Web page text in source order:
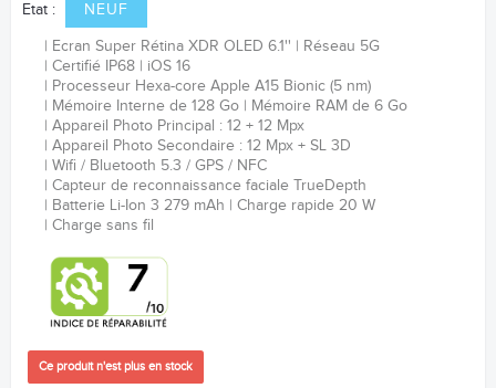
Etat :
NEUF
Ecran Super Rétina XDR OLED 6.1''
Réseau 5G
Certifié IP68
iOS 16
Processeur Hexa-core Apple A15 Bionic (5 nm)
Mémoire Interne de 128 Go
Mémoire RAM de 6 Go
Appareil Photo Principal : 12 + 12 Mpx
Appareil Photo Secondaire : 12 Mpx + SL 3D
Wifi / Bluetooth 5.3 / GPS / NFC
Capteur de reconnaissance faciale TrueDepth
Batterie Li-Ion 3 279 mAh
Charge rapide 20 W
Charge sans fil
Ce produit n'est plus en stock